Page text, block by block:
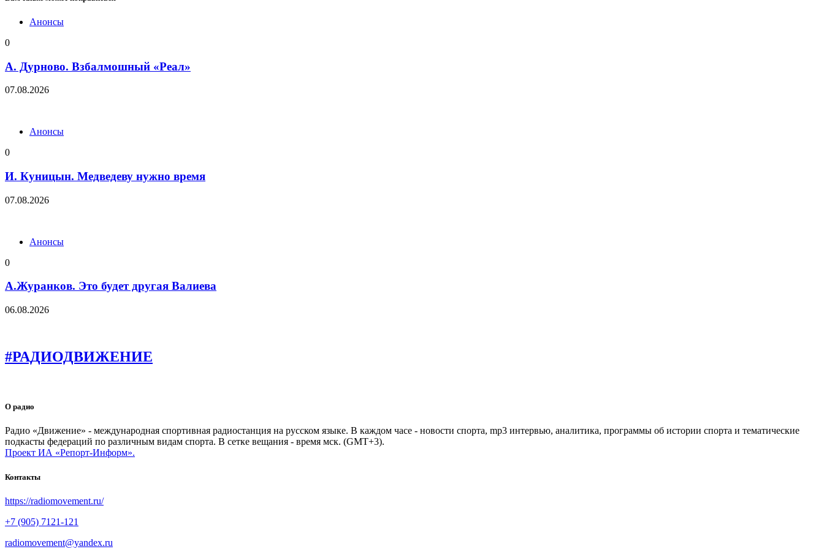
Анонсы
0
А. Дурново. Взбалмошный «Реал»
07.08.2026
Анонсы
0
И. Куницын. Медведеву нужно время
07.08.2026
Анонсы
0
А.Журанков. Это будет другая Валиева
06.08.2026
#РАДИОДВИЖЕНИЕ
О радио
Радио «Движение» - международная спортивная радиостанция на русском языке. В каждом часе - новости спорта, mp3 интервью, аналитика, программы об истории спорта и тематические
подкасты федераций по различным видам спорта. В сетке вещания - время мск. (GMT+3).
Проект ИА «Репорт-Информ».
Контакты
https://radiomovement.ru/
+7 (905) 7121-121
radiomovement@yandex.ru